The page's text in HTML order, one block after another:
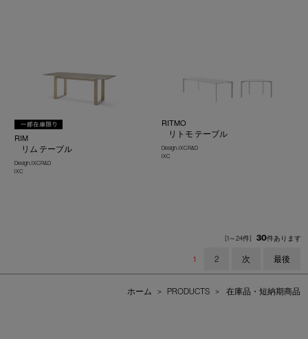
RIM
リム テーブル
Design : IXC R&D
IXC
RITMO
リトモ テーブル
Design : IXC R&D
IXC
[1～24件] 30件あります
1 2 次 最後
ホーム > PRODUCTS > 在庫品・短納期商品